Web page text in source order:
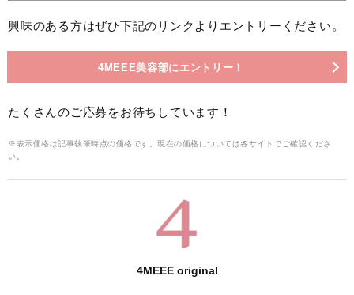
興味のある方はぜひ下記のリンクよりエントリーください。
4MEEE美容部にエントリー！
たくさんのご応募をお待ちしています！
※表示価格は記事執筆時点の価格です。現在の価格については各サイトでご確認くださ
い。
4MEEE original